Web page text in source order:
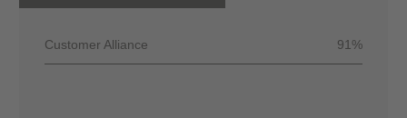
Customer Alliance 91%